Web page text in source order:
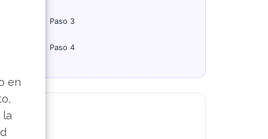
en
la
Paso 3
Paso 4